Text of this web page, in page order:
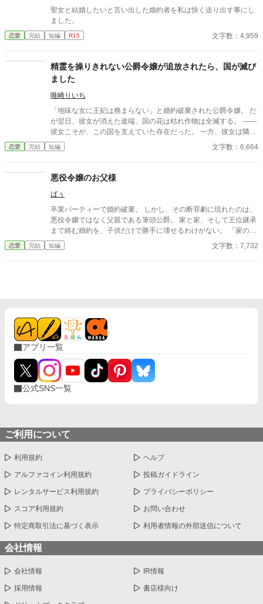
た「スピンオフルート」を追加しました。 ーーーーーーーーーー
【「ですよね！シリーズ」について】 本作は「ですよね！シリー
ズ」の第１作目です。 ◆ シリーズラインナップ ・1作目：『真実
の愛は何よりも優先される』と婚約破棄した王子、「ですよ
て ・3作目：追放されない重戦士は、商人になりたかっただけな
のに ・4作目：婚約破棄で返り討ちにされた元王子、「真実の
聖女と結婚したいと言い出した婚約者を私は快く送り出す事にし
ました。
恋愛 完結 短編 R15 文字数：4,959
精霊を操りきれない公爵令嬢が追放されたら、国が滅び
ました
唯崎りいち
「地味な女に王妃は務まらない」と婚約破棄された公爵令嬢。 だ
が翌日、彼女が消えた途端、国の花は枯れ作物は全滅する。 ――
彼女こそが、この国を支えていた存在だった。 一方、彼女は隣国
で“氷の将軍”に溺愛されていた。 手遅れになってから縋る王子と
滅びゆく国をよそに、彼女は初めての恋を知る。
恋愛 完結 短編 文字数：6,664
悪役令嬢のお父様
ばぅ
卒業パーティーで婚約破棄。 しかし、その断罪劇に現れたのは、
悪役令嬢ではなく父親である筆頭公爵。 家と家、そして王位継承
まで絡む婚約を、子供だけで勝手に壊せるわけがない。 「家の話
であれば、私を通していただこうか」 その一言で、恋に酔った王
太子の“物語”は終わりを告げて――！？ これは、婚約破棄を現実
恋愛 完結 短編 文字数：7,732
アプリ一覧
公式SNS一覧
ご利用について
利用規約 ヘルプ
アルファコイン利用規約 投稿ガイドライン
レンタルサービス利用規約 プライバシーポリシー
スコア利用規約 お問い合わせ
特定商取引法に基づく表示 利用者情報の外部送信について
会社情報
会社情報 IR情報
採用情報 書店様向け